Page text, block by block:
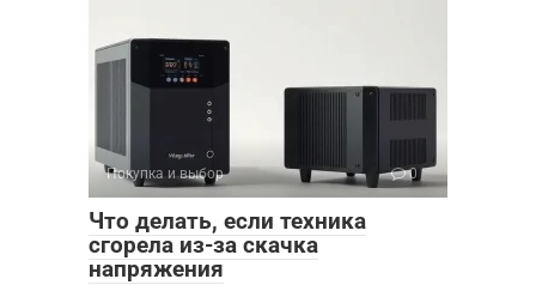
Покупка и выбор 0
Что делать, если техника
сгорела из-за скачка
напряжения